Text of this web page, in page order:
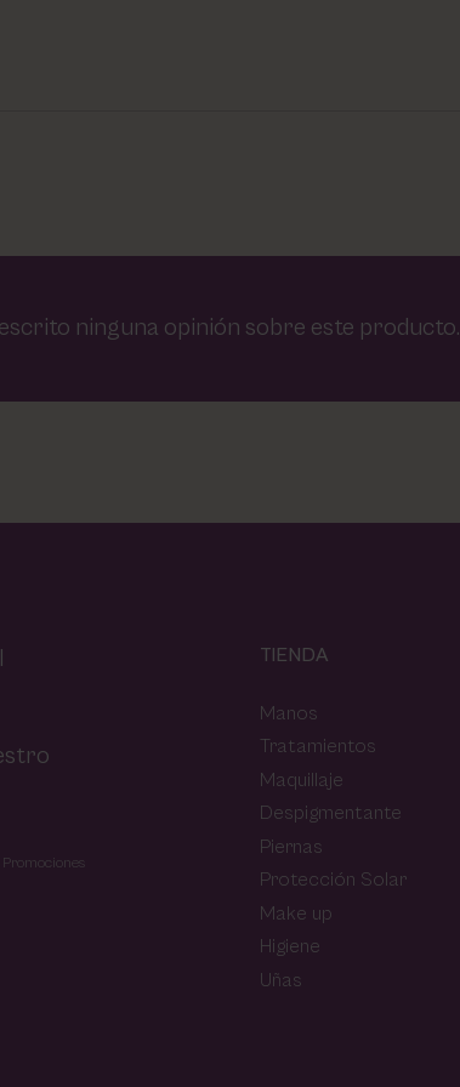
ninguna opinión sobre este producto.
Promociones
TIENDA
Manos
Tratamientos
Maquillaje
Despigmentante
Piernas
Protección Solar
Make up
Higiene
Uñas